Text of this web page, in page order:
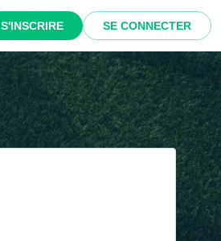
S'INSCRIRE SE CONNECTER